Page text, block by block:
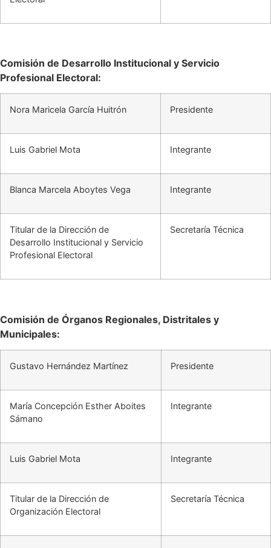
Comisión de Desarrollo Institucional y Servicio
Profesional Electoral:
Nora Maricela García Huitrón Presidente
Luis Gabriel Mota Integrante
Blanca Marcela Aboytes Vega Integrante
Titular de la Dirección de
Desarrollo Institucional y Servicio
Profesional Electoral
Secretaría Técnica
Comisión de Órganos Regionales, Distritales y
Municipales:
Gustavo Hernández Martínez Presidente
María Concepción Esther Aboites
Sámano
Integrante
Luis Gabriel Mota Integrante
Titular de la Dirección de
Organización Electoral
Secretaría Técnica